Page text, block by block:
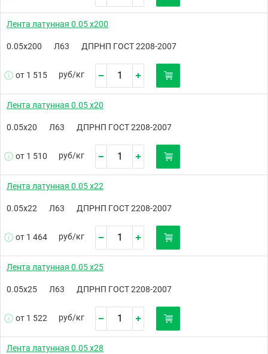
Лента латунная 0.05 х200
0.05х200 Л63 ДПРНП ГОСТ 2208-2007
от 1 515 руб/кг
Лента латунная 0.05 х20
0.05х20 Л63 ДПРНП ГОСТ 2208-2007
от 1 510 руб/кг
Лента латунная 0.05 х22
0.05х22 Л63 ДПРНП ГОСТ 2208-2007
от 1 464 руб/кг
Лента латунная 0.05 х25
0.05х25 Л63 ДПРНП ГОСТ 2208-2007
от 1 522 руб/кг
Лента латунная 0.05 х28